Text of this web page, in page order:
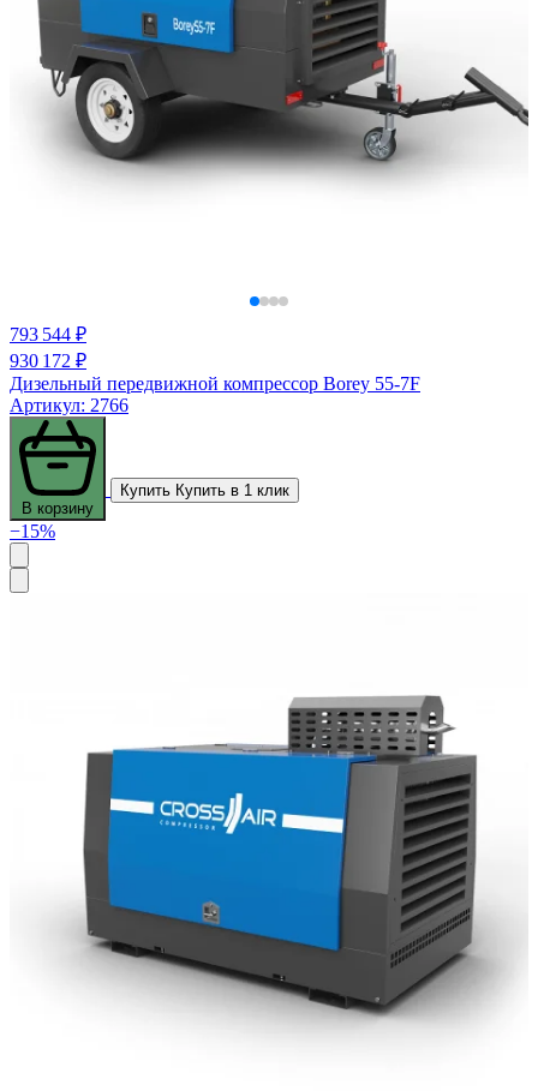
793 544 ₽
930 172 ₽
Дизельный передвижной компрессор Borey 55-7F
Артикул: 2766
В корзину
Купить Купить в 1 клик
−15%